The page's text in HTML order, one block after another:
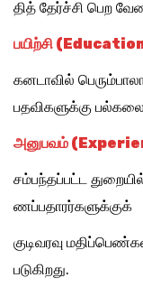
தித் தேர்ச்சி பெற
பயிற்சி
கனடாவில்
பதவிகளுக்கு
அனுபவம்
சம்பந்தப்பட்ட
ணப்பதாரர்களுக்குக்
குடிவரவு
படுகிறது.